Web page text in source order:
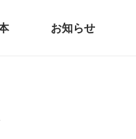
お知らせ